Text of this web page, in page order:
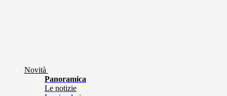
Novità
Panoramica
Le notizie